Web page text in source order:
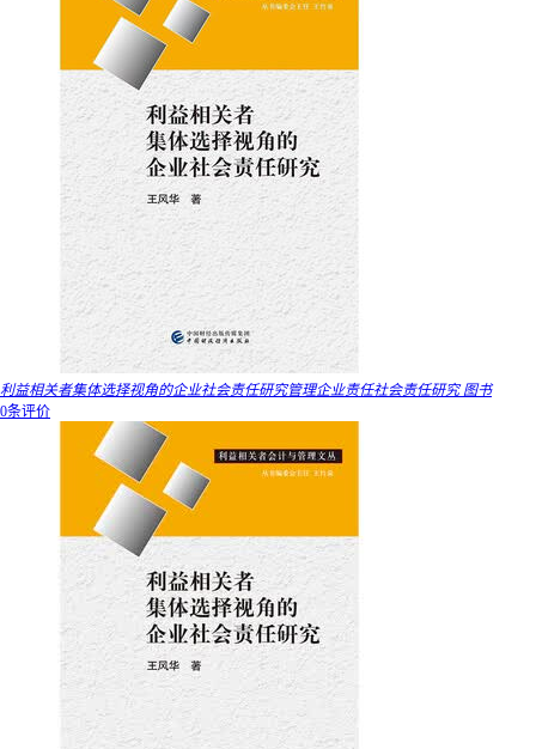
利益相关者集体选择视角的企业社会责任研究管理企业责任社会责任研究 图书
0条评价